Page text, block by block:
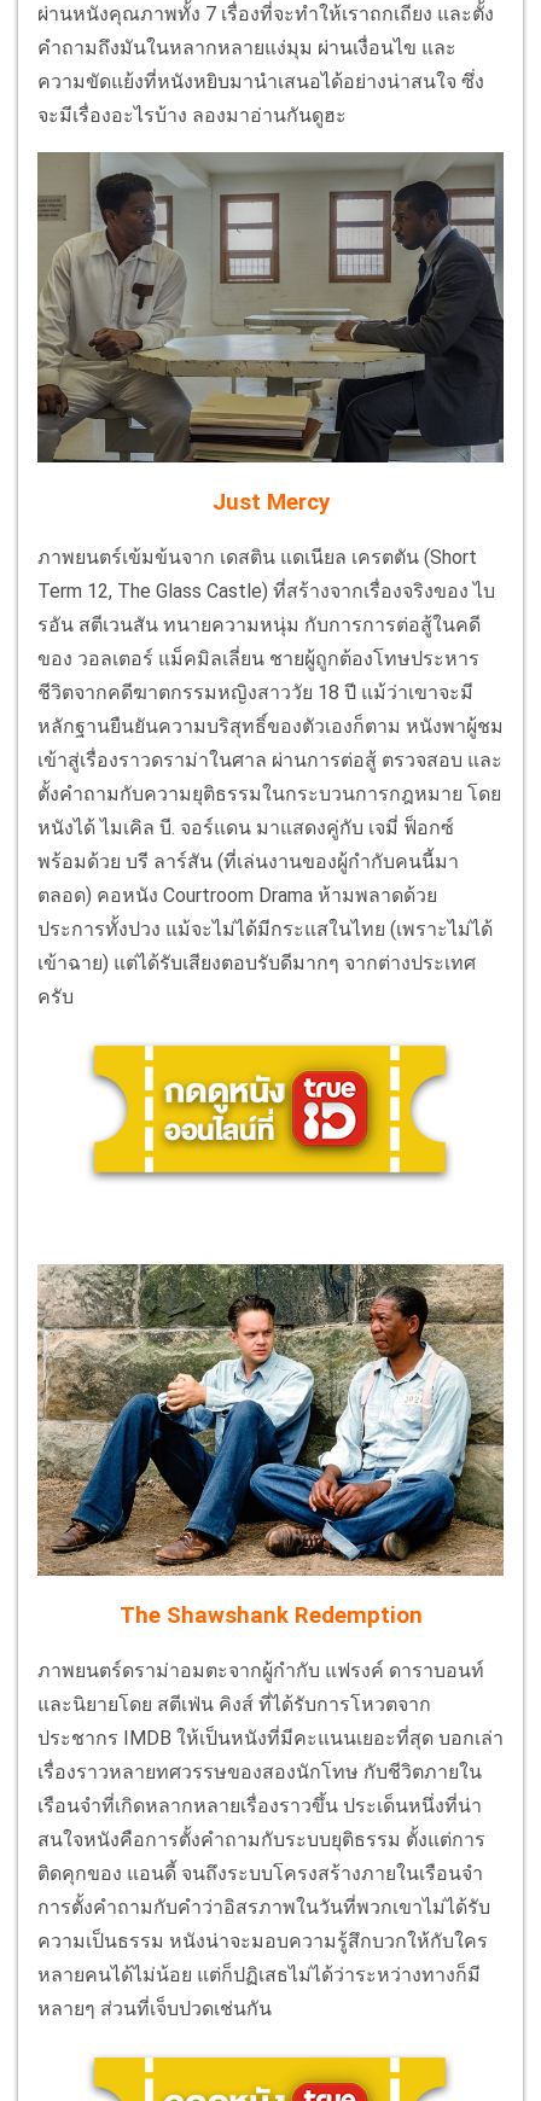
ผ่านหนังคุณภาพทั้ง 7 เรื่องที่จะทำให้เราถกเถียง และตั้ง
คำถามถึงมันในหลากหลายแง่มุม ผ่านเงื่อนไข และ
ความขัดแย้งที่หนังหยิบมานำเสนอได้อย่างน่าสนใจ ซึ่ง
จะมีเรื่องอะไรบ้าง ลองมาอ่านกันดูฮะ
Just Mercy
ภาพยนตร์เข้มข้นจาก เดสติน แดเนียล เครตตัน (Short
Term 12, The Glass Castle) ที่สร้างจากเรื่องจริงของ ไบ
รอัน สตีเวนสัน ทนายความหนุ่ม กับการการต่อสู้ในคดี
ของ วอลเตอร์ แม็คมิลเลี่ยน ชายผู้ถูกต้องโทษประหาร
ชีวิตจากคดีฆาตกรรมหญิงสาววัย 18 ปี แม้ว่าเขาจะมี
หลักฐานยืนยันความบริสุทธิ์ของตัวเองก็ตาม หนังพาผู้ชม
เข้าสู่เรื่องราวดราม่าในศาล ผ่านการต่อสู้ ตรวจสอบ และ
ตั้งคำถามกับความยุติธรรมในกระบวนการกฎหมาย โดย
หนังได้ ไมเคิล บี. จอร์แดน มาแสดงคู่กับ เจมี่ ฟ็อกซ์
พร้อมด้วย บรี ลาร์สัน (ที่เล่นงานของผู้กำกับคนนี้มา
ตลอด) คอหนัง Courtroom Drama ห้ามพลาดด้วย
ประการทั้งปวง แม้จะไม่ได้มีกระแสในไทย (เพราะไม่ได้
เข้าฉาย) แต่ได้รับเสียงตอบรับดีมากๆ จากต่างประเทศ
ครับ
The Shawshank Redemption
ภาพยนตร์ดราม่าอมตะจากผู้กำกับ แฟรงค์ ดาราบอนท์
และนิยายโดย สตีเฟ่น คิงส์ ที่ได้รับการโหวตจาก
ประชากร IMDB ให้เป็นหนังที่มีคะแนนเยอะที่สุด บอกเล่า
เรื่องราวหลายทศวรรษของสองนักโทษ กับชีวิตภายใน
เรือนจำที่เกิดหลากหลายเรื่องราวขึ้น ประเด็นหนึ่งที่น่า
สนใจหนังคือการตั้งคำถามกับระบบยุติธรรม ตั้งแต่การ
ติดคุกของ แอนดี้ จนถึงระบบโครงสร้างภายในเรือนจำ
การตั้งคำถามกับคำว่าอิสรภาพในวันที่พวกเขาไม่ได้รับ
ความเป็นธรรม หนังน่าจะมอบความรู้สึกบวกให้กับใคร
หลายคนได้ไม่น้อย แต่ก็ปฏิเสธไม่ได้ว่าระหว่างทางก็มี
หลายๆ ส่วนที่เจ็บปวดเช่นกัน